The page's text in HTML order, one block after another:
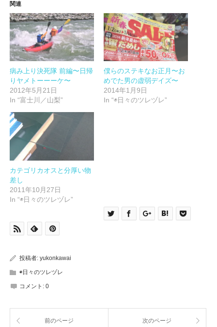
で
共
有
(新
し
ウ
ィ
ン
ウ
で
開
き
ま
す)
は
ク
リ
ッ
ク
し
て
く
だ
い
(新
し
い
ウ
ィ
ン
ド
ウ
で
関連
病み上り決死隊 前編〜日帰
りヤメトーーーケ〜
2012年5月21日
In “富士川／山梨”
僕らのステキなお正月〜お
めでた男の虚弱デイズ〜
2014年1月9日
In “◉日々のツレヅレ”
カテゴリカオスと分厚い物
差し
2011年10月27日
In “◉日々のツレヅレ”
投稿者: yukonkawai
◉日々のツレヅレ
コメント: 0
前のページ 次のページ